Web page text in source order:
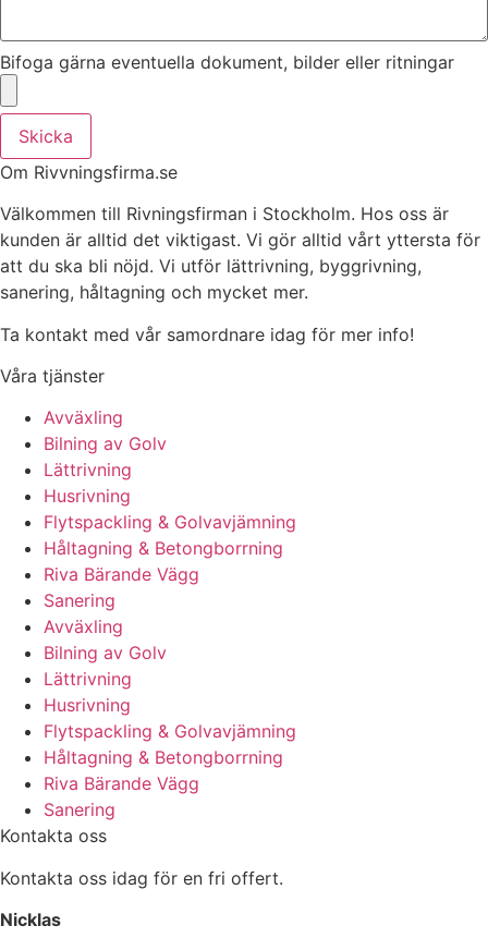
Bifoga gärna eventuella dokument, bilder eller ritningar
Skicka
Om Rivvningsfirma.se
Välkommen till Rivningsfirman i Stockholm. Hos oss är
kunden är alltid det viktigast. Vi gör alltid vårt yttersta för
att du ska bli nöjd. Vi utför lättrivning, byggrivning,
sanering, håltagning och mycket mer.
Ta kontakt med vår samordnare idag för mer info!
Våra tjänster
Avväxling
Bilning av Golv
Lättrivning
Husrivning
Flytspackling & Golvavjämning
Håltagning & Betongborrning
Riva Bärande Vägg
Sanering
Avväxling
Bilning av Golv
Lättrivning
Husrivning
Flytspackling & Golvavjämning
Håltagning & Betongborrning
Riva Bärande Vägg
Sanering
Kontakta oss
Kontakta oss idag för en fri offert.
Nicklas